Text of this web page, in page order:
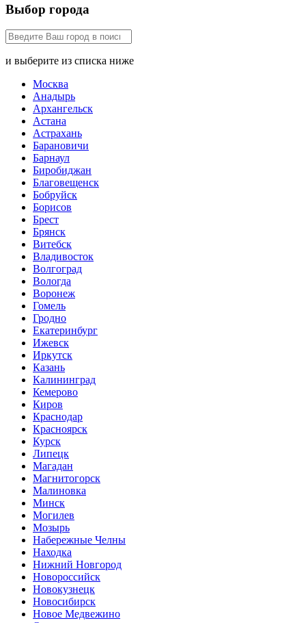
Выбор города
и выберите из списка ниже
Москва
Анадырь
Архангельск
Астана
Астрахань
Барановичи
Барнаул
Биробиджан
Благовещенск
Бобруйск
Борисов
Брест
Брянск
Витебск
Владивосток
Волгоград
Вологда
Воронеж
Гомель
Гродно
Екатеринбург
Ижевск
Иркутск
Казань
Калининград
Кемерово
Киров
Краснодар
Красноярск
Курск
Липецк
Магадан
Магнитогорск
Малиновка
Минск
Могилев
Мозырь
Набережные Челны
Находка
Нижний Новгород
Новороссийск
Новокузнецк
Новосибирск
Новое Медвежино